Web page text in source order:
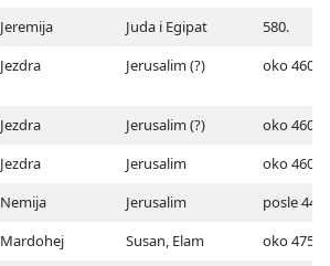
Jeremija Juda i Egipat
580.
Jezdra Jerusalim (?) oko 460.
Jezdra Jerusalim (?)
oko 460.
Jezdra Jerusalim
oko 460.
Nemija Jerusalim
posle 443.
Mardohej Susan, Elam
oko 475.